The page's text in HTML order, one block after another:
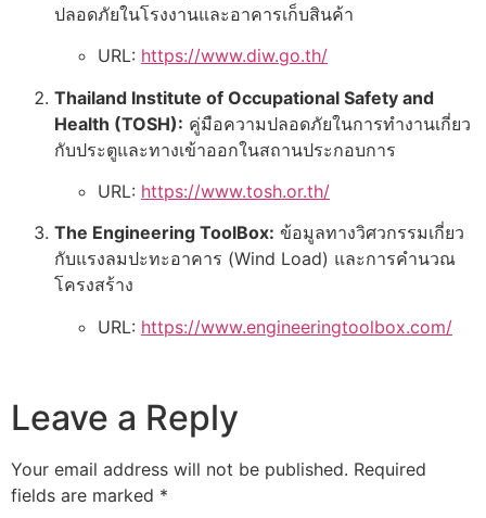
ปลอดภัยในโรงงานและอาคารเก็บสินค้า
URL: https://www.diw.go.th/
Thailand Institute of Occupational Safety and
Health (TOSH): คู่มือความปลอดภัยในการทำงานเกี่ยว
กับประตูและทางเข้าออกในสถานประกอบการ
URL: https://www.tosh.or.th/
The Engineering ToolBox: ข้อมูลทางวิศวกรรมเกี่ยว
กับแรงลมปะทะอาคาร (Wind Load) และการคำนวณ
โครงสร้าง
URL: https://www.engineeringtoolbox.com/
Leave a Reply
Your email address will not be published. Required
fields are marked *